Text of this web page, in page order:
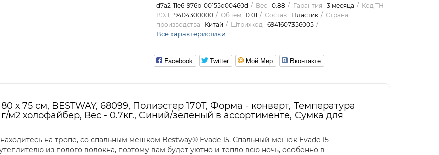
d7a2-11e6-976b-00155d00460d
Вес 0.88 Гарантия 3 месяца
Код ТН
ВЭД
9404300000 Объём 0.01 Состав Пластик
Страна
производства
Китай Штрихкод 6941607356005
Все характеристики
Facebook Twitter Мой Мир Вконтакте
х 75 см, BESTWAY, 68099, Полиэстер 170T, Форма - конверт, Температура
м2 холофайбер, Вес - 0.7кг., Синий/зеленый в ассортименте, Сумка для
на тропе, со спальным мешком Bestway® Evade 15. Спальный мешок Evade 15
из полого волокна, поэтому вам будет уютно и тепло всю ночь, особенно в